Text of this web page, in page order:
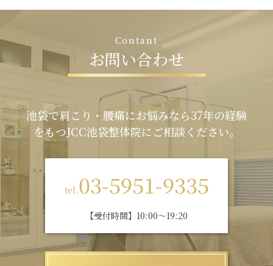
Con ta n t
お問い合わせ
池袋で肩こり・腰痛にお悩みなら37年の経験
をもつJCC池袋整体院にご相談ください。
tel.03-5951-9335
【受付時間】10:00～19:20